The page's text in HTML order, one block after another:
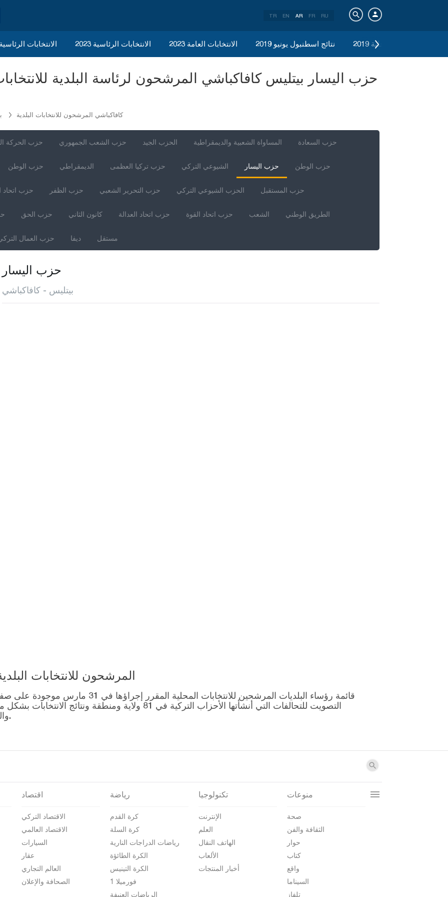
TR EN AR FR RU
2023 الانتخابات الانتخابات الرئاسية 2023 الانتخابات العامة 2023 نتائج اسطنبول يونيو 2019 الانتخابات المحلية 2019
كافاكباشي المرشحون للانتخابات البلدية
حزب الحركة حزب الشعب الجمهوري الحزب الجيد المساواة الشعبية والديمقراطية حزب السعادة
حزب الوطن الديمقراطي حزب تركيا العظمى الشيوعي التركي حزب اليسار حزب الوطن
حزب اتحاد حزب الظفر حزب التحرير الشعبي الحزب الشيوعي التركي حزب المستقبل
حزب الحق كانون الثاني حزب اتحاد العدالة حزب اتحاد القوة الشعب الطريق الوطني
حزب العمال ديفا مستقل
حزب اليسار
بيتليس - كافاكباشي
المرشحون للانتخابات البلدية المحلية –
قائمة رؤساء البلديات المرشحين للانتخابات
التصويت للتحالفات التي أنشأتها الأحزاب التركية في 81
والمرشحين على صفحة نتائج الانتخابات 2024.
اقتصاد
الاقتصاد التركي
الاقتصاد العالمي
السيارات
عقار
العالم التجاري
الصحافة والإعلان
رياضة
كرة القدم
كرة السلة
رياضات الدراجات النارية
الكرة الطائؤة
الكرة التينيس
فورميلا 1
الرياضات العنيفة
تكنولوجيا
الإنترنت
العلم
الهاتف النقال
الألعاب
أخبار المنتجات
منوعات
صحة
الثقافة والفن
حوار
كتاب
واقع
السيناما
تلفاز